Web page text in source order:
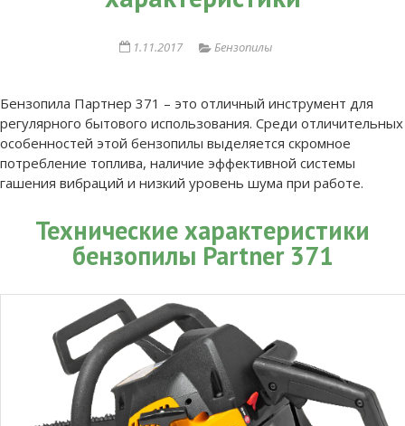
1.11.2017 Бензопилы
Бензопила Партнер 371 – это отличный инструмент для
регулярного бытового использования. Среди отличительных
особенностей этой бензопилы выделяется скромное
потребление топлива, наличие эффективной системы
гашения вибраций и низкий уровень шума при работе.
Технические характеристики
бензопилы Partner 371